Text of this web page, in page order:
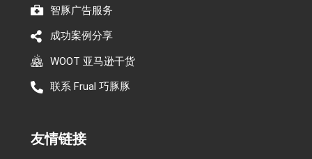
智豚广告服务
成功案例分享
WOOT 亚马逊干货
联系 Frual 巧豚豚
友情链接